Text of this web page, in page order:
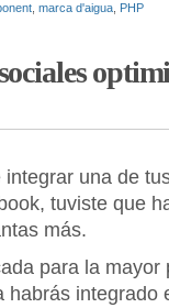
marca d'aigua PHP
una de
tuviste que
más.
para la mayor
integrado